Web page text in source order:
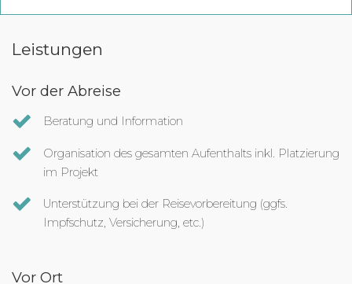
Leistungen
Vor der Abreise
Beratung und Information
Organisation des gesamten Aufenthalts inkl. Platzierung
im Projekt
Unterstützung bei der Reisevorbereitung (ggfs.
Impfschutz, Versicherung, etc.)
Vor Ort